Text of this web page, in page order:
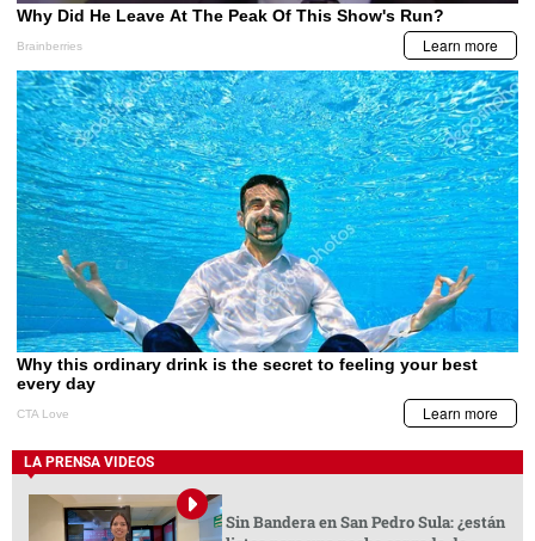
LA PRENSA VIDEOS
Sin Bandera en San Pedro Sula: ¿están